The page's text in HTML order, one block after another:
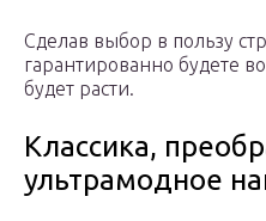
Сделав выбор в пользу
гарантированно будете
будет расти.
Классика,
ультрамодное